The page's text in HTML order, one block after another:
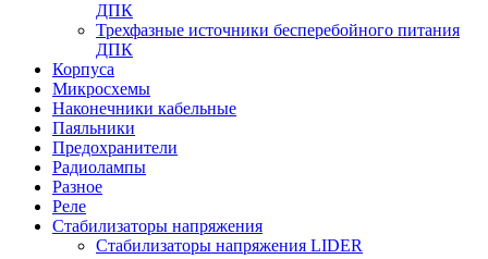
ДПК
Трехфазные источники бесперебойного питания
ДПК
Корпуса
Микросхемы
Наконечники кабельные
Паяльники
Предохранители
Радиолампы
Разное
Реле
Стабилизаторы напряжения
Стабилизаторы напряжения LIDER